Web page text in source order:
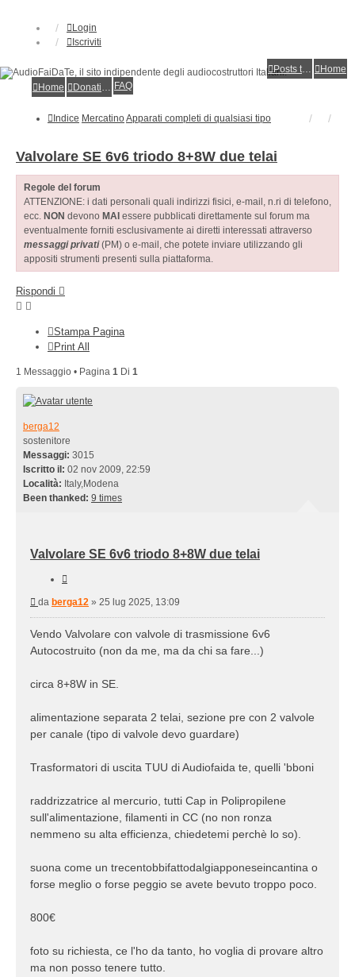
Login
Iscriviti
Posts toplist
Home
Home
Donations FAQ
Indice MercatinoApparati completi di qualsiasi tipo
Valvolare SE 6v6 triodo 8+8W due telai
Regole del forum
ATTENZIONE: i dati personali quali indirizzi fisici, e-mail, n.ri di telefono,
ecc. NON devono MAI essere pubblicati direttamente sul forum ma
eventualmente forniti esclusivamente ai diretti interessati attraverso
messaggi privati(PM) o e-mail, che potete inviare utilizzando gli
appositi strumenti presenti sulla piattaforma.
Rispondi
Stampa Pagina
Print All
1 Messaggio • Pagina 1 Di 1
berga12
sostenitore
Messaggi: 3015
Iscritto il: 02 nov 2009, 22:59
Località: Italy,Modena
Been thanked: 9 times
Valvolare SE 6v6 triodo 8+8W due telai
Messaggio
da berga12 » 25 lug 2025, 13:09
Vendo Valvolare con valvole di trasmissione 6v6
Autocostruito (non da me, ma da chi sa fare...)
circa 8+8W in SE.
alimentazione separata 2 telai, sezione pre con 2 valvole
per canale (tipo di valvole devo guardare)
Trasformatori di uscita TUU di Audiofaida te, quelli 'bboni
raddrizzatrice al mercurio, tutti Cap in Polipropilene
sull'alimentazione, filamenti in CC (no non ronza
nemmeno su alta efficienza, chiedetemi perchè lo so).
suona come un trecentobbifattodalgiapponeseincantina o
forse meglio o forse peggio se avete bevuto troppo poco.
800€
foto su richiesta, ce l'ho da tanto, ho voglia di provare altro
ma non posso tenere tutto.